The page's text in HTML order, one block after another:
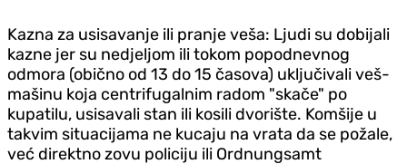
Kazna za usisavanje ili pranje veša: Ljudi su dobijali
kazne jer su nedjeljom ili tokom popodnevnog
odmora (obično od 13 do 15 časova) uključivali veš-
mašinu koja centrifugalnim radom "skače" po
kupatilu, usisavali stan ili kosili dvorište. Komšije u
takvim situacijama ne kucaju na vrata da se požale,
već direktno zovu policiju ili Ordnungsamt